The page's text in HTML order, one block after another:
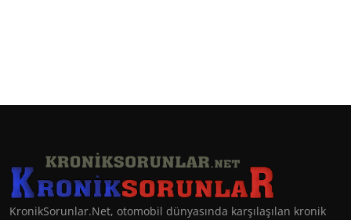
KronikSorunlar.Net, otomobil dünyasında karşılaşılan kronik